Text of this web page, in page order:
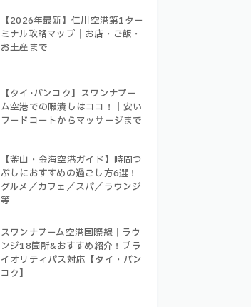
【2026年最新】仁川空港第1ター
ミナル攻略マップ｜お店・ご飯・
お土産まで
【タイ･バンコク】スワンナプー
ム空港での暇潰しはココ！｜安い
フードコートからマッサージまで
【釜山・金海空港ガイド】時間つ
ぶしにおすすめの過ごし方6選！
グルメ／カフェ／スパ／ラウンジ
等
スワンナプーム空港国際線｜ラウ
ンジ18箇所&おすすめ紹介！プラ
イオリティパス対応【タイ・バン
コク】